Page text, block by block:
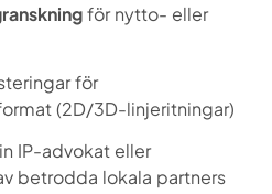
för nytto- eller
för
(2D/3D-linjeritningar)
IP-advokat eller
betrodda lokala partners